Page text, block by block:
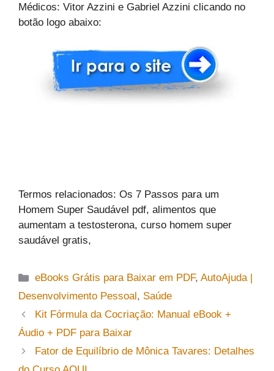
Médicos: Vitor Azzini e Gabriel Azzini clicando no
botão logo abaixo:
Termos relacionados: Os 7 Passos para um
Homem Super Saudável pdf, alimentos que
aumentam a testosterona, curso homem super
saudável gratis,
Categorias
eBooks Grátis para Baixar em PDF,AutoAjuda |
Desenvolvimento Pessoal , Saúde
Kit Fórmula da Cocriação: Manual eBook +
Áudio + PDF para Baixar
Fator de Equilíbrio de Mônica Tavares: Detalhes